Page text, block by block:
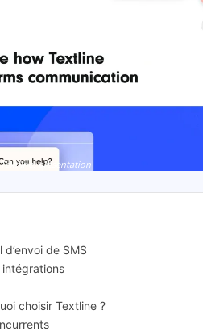
Textline: présentation
de SMS
choisir Textline ?